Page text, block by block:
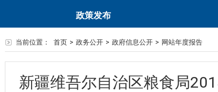
政策发布
当前位置： 首页 > 政务公开 > 政府信息公开 > 网站年度报告
新疆维吾尔自治区粮食局